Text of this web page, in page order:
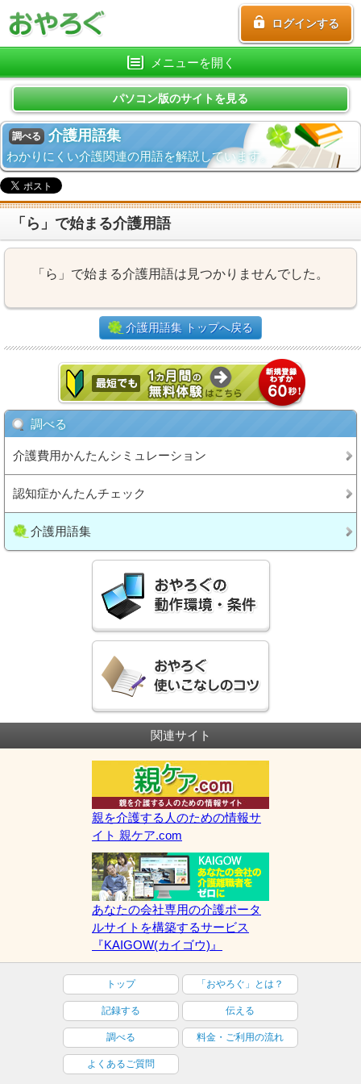
ログインする
メニューを開く
パソコン版のサイトを見る
調べる 介護用語集
わかりにくい介護関連の用語を解説しています。
「ら」で始まる介護用語
「ら」で始まる介護用語は見つかりませんでした。
介護用語集 トップへ戻る
調べる
介護費用かんたんシミュレーション
認知症かんたんチェック
介護用語集
関連サイト
親を介護する人のための情報サ
イト 親ケア.com
あなたの会社専用の介護ポータ
ルサイトを構築するサービス
『KAIGOW(カイゴウ)』
トップ 「おやろぐ」とは？
記録する 伝える
調べる 料金・ご利用の流れ
よくあるご質問